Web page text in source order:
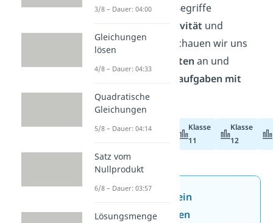
erklären wir dir die Begriffe
Surjektivität und
Bijektivität. Dabei schauen wir uns
wichtige Eigenschaften an und
Beispielaufgaben mit
Lösungen.
Abiturvorbereitung
Klasse
11
Klasse
12
Jetzt neu: Teste dein
Wissen mit unseren
3/8 – Dauer: 04:00
Gleichungen
lösen
4/8 – Dauer: 04:33
Quadratische
Gleichungen
5/8 – Dauer: 04:14
Satz vom
Nullprodukt
6/8 – Dauer: 03:57
Lösungsmenge